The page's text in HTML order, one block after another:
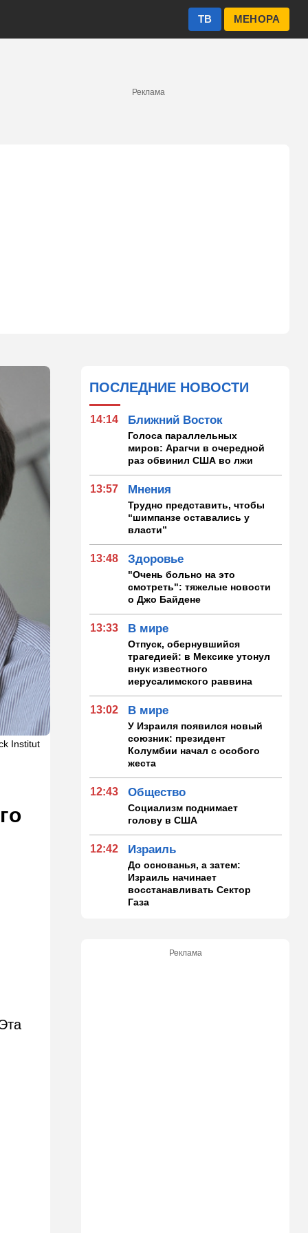
МЕНОРА
ТВ
Реклама
Institut
ПОСЛЕДНИЕ НОВОСТИ
14:14 Ближний Восток
Голоса параллельных
миров: Арагчи в очередной
раз обвинил США во лжи
13:57 Мнения
Трудно представить, чтобы
“шимпанзе оставались у
власти”
13:48 Здоровье
"Очень больно на это
смотреть": тяжелые новости
о Джо Байдене
13:33 В мире
Отпуск, обернувшийся
трагедией: в Мексике утонул
внук известного
иерусалимского раввина
13:02 В мире
У Израиля появился новый
союзник: президент
Колумбии начал с особого
жеста
12:43 Общество
Социализм поднимает
голову в США
12:42 Израиль
До основанья, а затем:
Израиль начинает
восстанавливать Сектор
Газа
американскими СМИ
Реклама